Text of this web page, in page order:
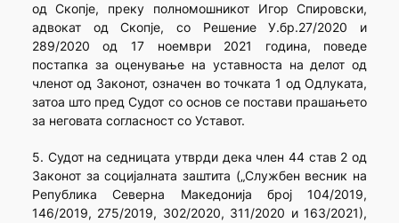
од Скопје, преку полномошникот Игор Спировски,
адвокат од Скопје, со Решение У.бр.27/2020 и
289/2020 од 17 ноември 2021 година, поведе
постапка за оценување на уставноста на делот од
членот од Законот, означен во точката 1 од Одлуката,
затоа што пред Судот со основ се постави прашањето
за неговата согласност со Уставот.
5. Судот на седницата утврди дека член 44 став 2 од
Законот за социјалната заштита („Службен весник на
Република Северна Македонија број 104/2019,
146/2019, 275/2019, 302/2020, 311/2020 и 163/2021),